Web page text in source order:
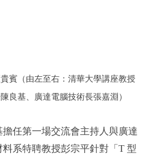
賓（ 由左至右：清華大學講座教授
良基 、廣達電腦技術長張嘉淵）
任第一場交流會主持人與廣達
系特聘教授彭宗平針對「T 型